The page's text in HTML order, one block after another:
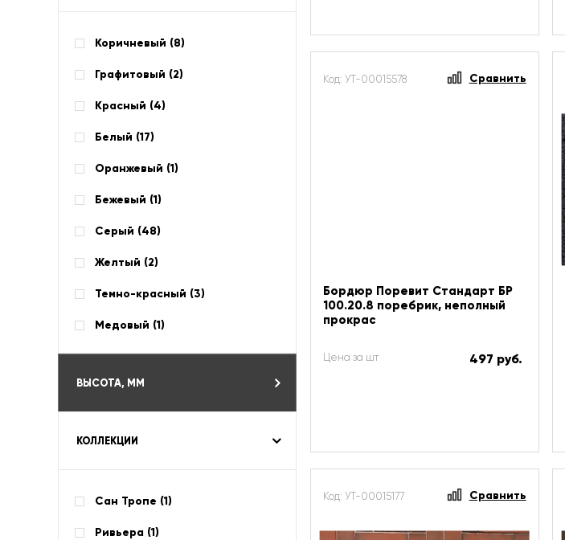
Коричневый (8)
Графитовый (2)
Красный (4)
Белый (17)
Оранжевый (1)
Бежевый (1)
Серый (48)
Желтый (2)
Темно-красный (3)
Медовый (1)
ВЫСОТА, ММ
КОЛЛЕКЦИИ
Сан Тропе (1)
Ривьера (1)
Код: УТ-00015578 Сравнить
Бордюр Поревит Стандарт БР
100.20.8 поребрик, неполный
прокрас
Цена за шт 497 руб.
Код: УТ-00015177 Сравнить